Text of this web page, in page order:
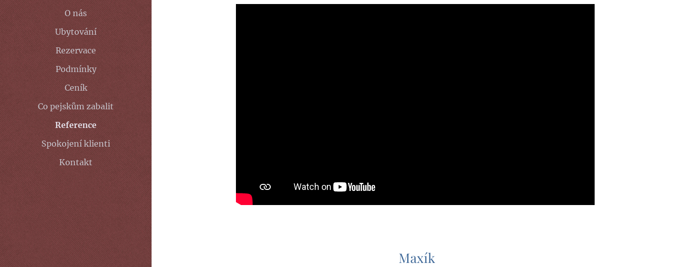
O nás
Ubytování
Rezervace
Podmínky
Ceník
Co pejskům zabalit
Reference
Spokojení klienti
Kontakt
❤ Maxík❤